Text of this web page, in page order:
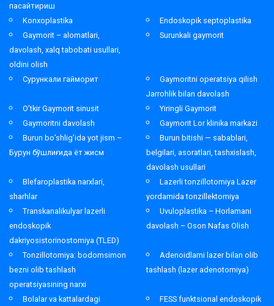
пасайтириш
Konxoplastika
Endoskopik septoplastika
Gaymorit – alomatlari,
davolash, xalq tabobati usullari,
oldini olish
Surunkali gaymorit
Сурункали гайморит
Gaymoritni operatsiya qilish
Jarrohlik bilan davolash
O’tkir Gaymorit sinusit
Yiringli Gaymorit
Gaymoritni davolash
Gaymorit Lor klinika markazi
Burun bo’shlig’ida yot jism –
Бурун бўшлиғида ёт жисм
Burun bitishi — sabablari,
belgilari, asoratlari, tashxislash,
davolash usullari
Blefaroplastika narxlari,
sharhlar
Lazerli tonzillotomiya Lazer
yordamida tonzillektomiya
Transkanalikulyar lazerli
endoskopik
dakriyosistorinostomiya (TLED)
Uvuloplastika – Horlamani
davolash – Oson Nafas Olish
Tonzillotomiya: bodomsimon
bezni olib tashlash
operatsiyasining narxi
Adenoidlarni lazer bilan olib
tashlash (lazer adenotomiya)
Bolalar va kattalardagi FESS funktsional endoskopik